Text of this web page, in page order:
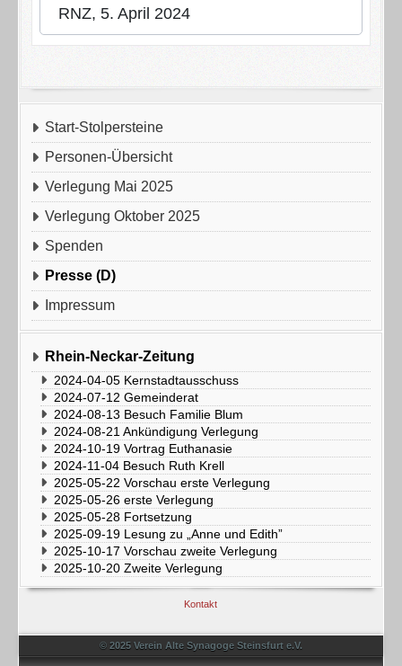
Kontakt
© 2025 Verein Alte Synagoge Steinsfurt e.V.
Start-Stolpersteine
Personen-Übersicht
Verlegung Mai 2025
Verlegung Oktober 2025
Spenden
Presse (D)
Impressum
Rhein-Neckar-Zeitung
2024-04-05 Kernstadtausschuss
2024-07-12 Gemeinderat
2024-08-13 Besuch Familie Blum
2024-08-21 Ankündigung Verlegung
2024-10-19 Vortrag Euthanasie
2024-11-04 Besuch Ruth Krell
2025-05-22 Vorschau erste Verlegung
2025-05-26 erste Verlegung
2025-05-28 Fortsetzung
2025-09-19 Lesung zu „Anne und Edith”
2025-10-17 Vorschau zweite Verlegung
2025-10-20 Zweite Verlegung
RNZ, 5. April 2024